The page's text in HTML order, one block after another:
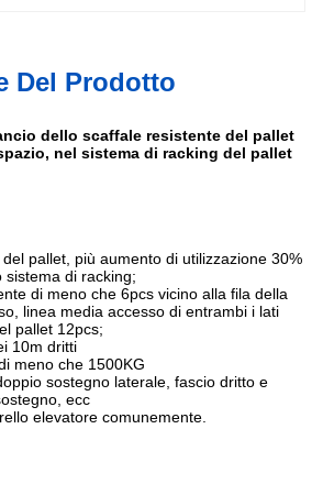
Del Prodotto
dello scaffale resistente del pallet
nel sistema di racking del pallet
pallet, più aumento di utilizzazione 30%
sistema di racking;
di meno che 6pcs vicino alla fila della
linea media accesso di entrambi i lati
pallet 12pcs;
10m dritti
di meno che 1500KG
sostegno laterale, fascio dritto e
ecc
elevatore comunemente.